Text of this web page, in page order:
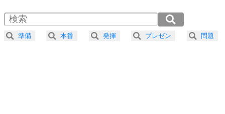
4 器の大きい人は、怒りを優しさで表現する。
プラス思考
2.0倍速 （470KB 2分0秒）
2.5倍速 （376KB 1分36秒）
3.0倍速 （313KB 1分20秒）
準備 本番 発揮 プレゼン 問題